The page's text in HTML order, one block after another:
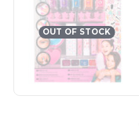
OUT OF STOCK